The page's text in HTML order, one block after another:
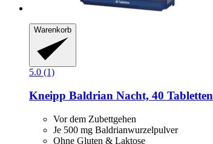
Warenkorb
5.0 (1)
Kneipp Baldrian Nacht, 40 Tabletten
Vor dem Zubettgehen
Je 500 mg Baldrianwurzelpulver
Ohne Gluten & Laktose